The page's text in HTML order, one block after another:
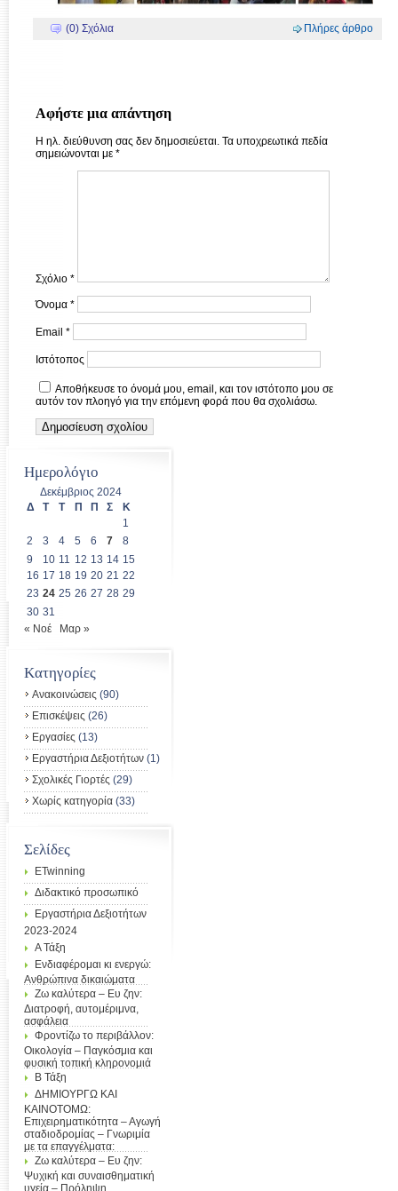
(0) Σχόλια Πλήρες άρθρο
Αφήστε μια απάντηση
Η ηλ. διεύθυνση σας δεν δημοσιεύεται. Τα υποχρεωτικά πεδία
σημειώνονται με *
Σχόλιο *
Όνομα *
Email *
Ιστότοπος
Αποθήκευσε το όνομά μου, email, και τον ιστότοπο μου σε
αυτόν τον πλοηγό για την επόμενη φορά που θα σχολιάσω.
Ημερολόγιο
Δεκέμβριος 2024
Δ
Τ Τ Π Π Σ
Κ
1
2
3 4 5 6 7
8
9
10 11 12 13 14 15
16 17 18 19 20 21 22
23 24 25 26 27 28 29
30 31
« Νοέ
Μαρ »
Kατηγορίες
Ανακοινώσεις (90)
Επισκέψεις (26)
Εργασίες (13)
Εργαστήρια Δεξιοτήτων (1)
Σχολικές Γιορτές (29)
Χωρίς κατηγορία (33)
Σελίδες
ETwinning
Διδακτικό προσωπικό
Εργαστήρια Δεξιοτήτων
2023-2024
Α Τάξη
Ενδιαφέρομαι κι ενεργώ:
Ανθρώπινα δικαιώματα
Ζω καλύτερα – Ευ ζην:
Διατροφή, αυτομέριμνα,
ασφάλεια
Φροντίζω το περιβάλλον:
Οικολογία – Παγκόσμια και
φυσική τοπική κληρονομιά
Β Τάξη
ΔΗΜΙΟΥΡΓΩ ΚΑΙ
ΚΑΙΝΟΤΟΜΩ:
Επιχειρηματικότητα – Αγωγή
σταδιοδρομίας – Γνωριμία
με τα επαγγέλματα:
Ζω καλύτερα – Ευ ζην:
Ψυχική και συναισθηματική
υγεία – Πρόληψη